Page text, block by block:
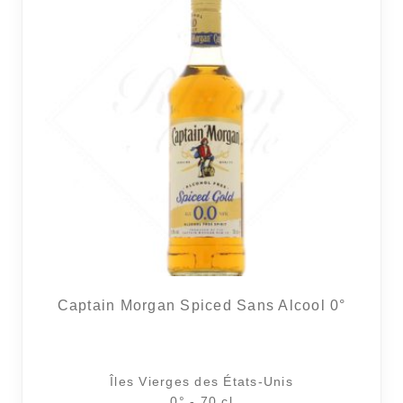
Captain Morgan Spiced Sans Alcool 0°
Îles Vierges des États-Unis